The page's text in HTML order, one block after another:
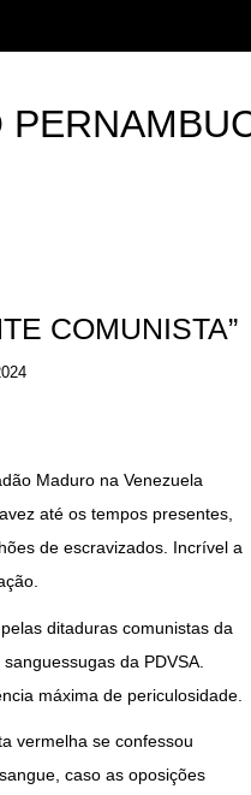
COMUNISTA”
Maduro na Venezuela
até os tempos presentes,
de escravizados. Incrível a
ditaduras comunistas da
da PDVSA.
máxima de periculosidade.
vermelha se confessou
caso as oposições